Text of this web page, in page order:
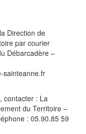
Direction de
par courier
Débarcadère –
sainteanne.fr
contacter : La
du Territoire –
: 05.90.85 59